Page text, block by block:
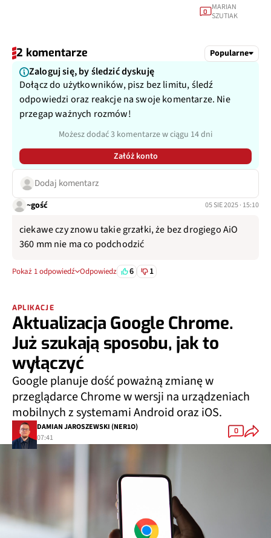
0 MARIAN
SZUTIAK
2 komentarze Popularne
Zaloguj się, by śledzić dyskuję
Dołącz do użytkowników, pisz bez limitu, śledź
odpowiedzi oraz reakcje na swoje komentarze. Nie
przegap ważnych rozmów!
Możesz dodać 3 komentarze w ciągu 14 dni
Załóż konto
Dodaj komentarz
~gość 05 SIE 2025 · 15:10
ciekawe czy znowu takie grzałki, że bez drogiego AiO
360 mm nie ma co podchodzić
Pokaż 1 odpowiedź Odpowiedz 6 1
APLIKACJE
Aktualizacja Google Chrome.
Już szukają sposobu, jak to
wyłączyć
Google planuje dość poważną zmianę w
przeglądarce Chrome w wersji na urządzeniach
mobilnych z systemami Android oraz iOS.
DAMIAN JAROSZEWSKI (NER1O)
07:41
0